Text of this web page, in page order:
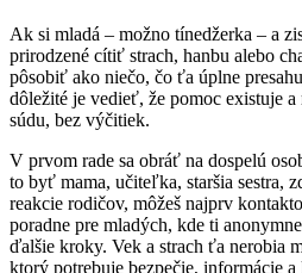
Ak si mladá – možno tínedžerka – a
prirodzené cítiť strach, hanbu alebo
pôsobiť ako niečo, čo ťa úplne
dôležité je vedieť, že pomoc existuje
súdu, bez výčitiek.
V prvom rade sa obráť na dospelú
to byť mama, učiteľka, staršia sestra,
reakcie rodičov, môžeš najprv
poradne pre mladých, kde ti
ďalšie kroky. Vek a strach ťa nerobia
ktorý potrebuje bezpečie, informácie